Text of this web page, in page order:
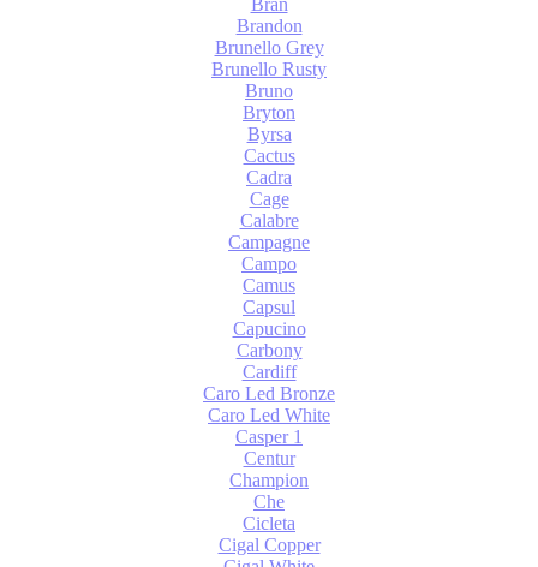
Brandon
Brunello Grey
Brunello Rusty
Bruno
Bryton
Byrsa
Cactus
Cadra
Cage
Calabre
Campagne
Campo
Camus
Capsul
Capucino
Carbony
Cardiff
Caro Led Bronze
Caro Led White
Casper 1
Centur
Champion
Che
Cicleta
Cigal Copper